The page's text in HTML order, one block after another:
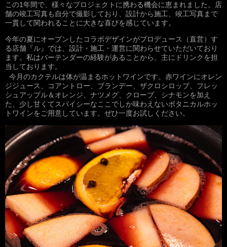
この1年間で、様々なプロジェクトに携わる機会に恵まれました。店
舗の竣工写真も自分で撮影しており、設計から施工、竣工写真まで
一貫して関われることに大きな喜びを感じています。
今年の夏にオープンしたコラボデザインがプロデュース（直営）す
る店舗『ル』では、設計・施工・運営に関わらせていただいており
ます。私はバーテンダーの経験があることから、主にドリンクを担
当しております。
今月のカクテルは体が温まるホットワインです。赤ワインにオレン
ジジュース、コアントロー、ブランデー、ザクロシロップ、フレッ
シュアップル＆オレンジ、ナツメグ、クローブ、シナモンを加え
た、少し甘くてスパイシーなここでしか味わえないボタニカルホッ
トワインをご用意しています。ぜひ一度お試しください。